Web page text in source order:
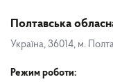
Полтавська
Україна, 36014, м.
Режим роботи: